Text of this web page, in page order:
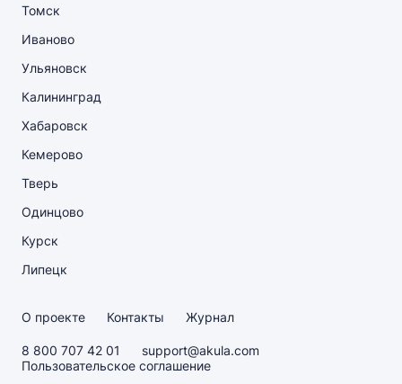
Томск
Иваново
Ульяновск
Калининград
Хабаровск
Кемерово
Тверь
Одинцово
Курск
Липецк
О проекте Контакты Журнал
8 800 707 42 01
support@akula.com
Пользовательское соглашение